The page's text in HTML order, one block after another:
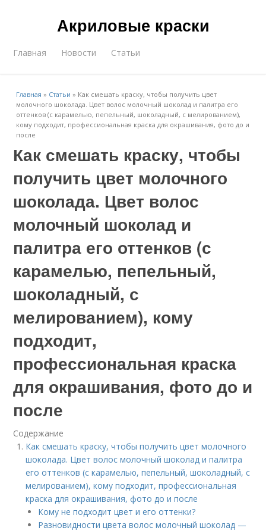
Акриловые краски
Главная Новости Статьи
Главная » Статьи » Как смешать краску, чтобы получить цвет
молочного шоколада. Цвет волос молочный шоколад и палитра его
оттенков (с карамелью, пепельный, шоколадный, с мелированием),
кому подходит, профессиональная краска для окрашивания, фото до и
после
Как смешать краску, чтобы
получить цвет молочного
шоколада. Цвет волос
молочный шоколад и
палитра его оттенков (с
карамелью, пепельный,
шоколадный, с
мелированием), кому
подходит,
профессиональная краска
для окрашивания, фото до и
после
Содержание
Как смешать краску, чтобы получить цвет молочного
шоколада. Цвет волос молочный шоколад и палитра
его оттенков (с карамелью, пепельный, шоколадный, с
мелированием), кому подходит, профессиональная
краска для окрашивания, фото до и после
Кому не подходит цвет и его оттенки?
Разновидности цвета волос молочный шоколад —